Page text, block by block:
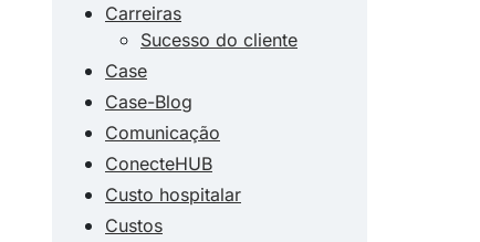
Carreiras
Sucesso do cliente
Case
Case-Blog
Comunicação
ConecteHUB
Custo hospitalar
Custos